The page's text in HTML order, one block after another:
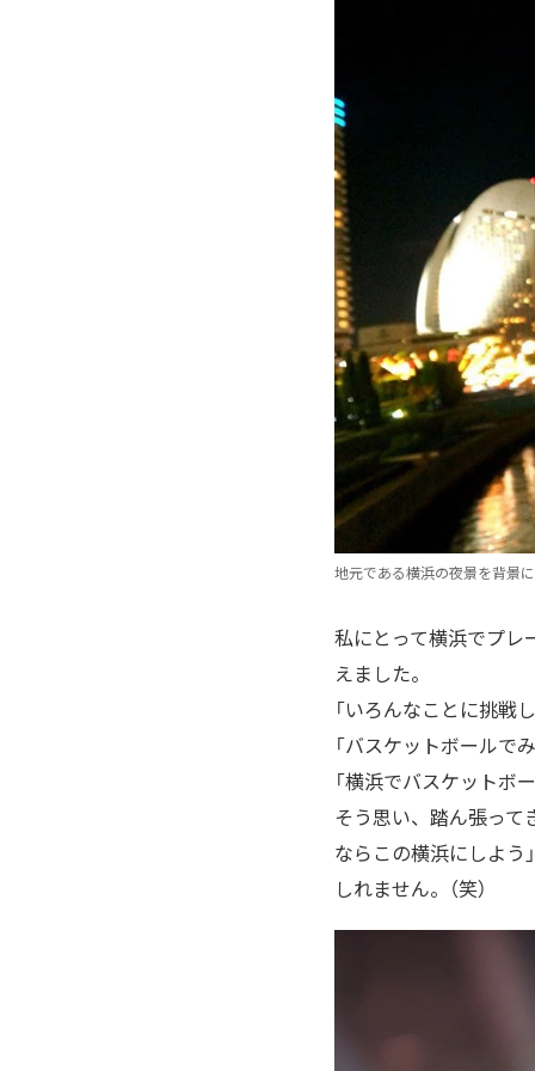
地元である横浜の夜景を背景
私にとって横浜でプレ
えました。
「いろんなことに挑戦
「バスケットボールで
「横浜でバスケットボ
そう思い、踏ん張って
ならこの横浜にしよう
しれません。（笑）